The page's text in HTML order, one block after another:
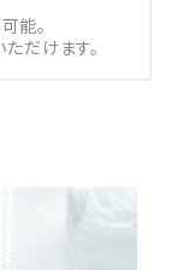
能。
だけます。